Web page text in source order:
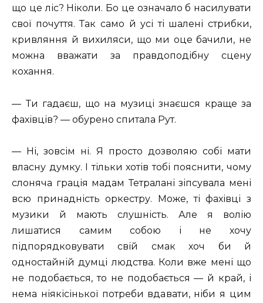
що це ліс? Ніколи. Бо це означало б насилувати
свої почуття. Так само й усі ті шалені стрибки,
кривляння й вихиляси, що ми оце бачили, не
можна вважати за правдоподібну сцену
кохання.
— Ти гадаєш, що на музиці знаєшся краще за
фахівців? — обурено спитала Рут.
— Ні, зовсім ні. Я просто дозволяю собі мати
власну думку. І тільки хотів тобі пояснити, чому
слоняча грація мадам Тетралані зіпсувала мені
всю принадність оркестру. Може, ті фахівці з
музики й мають слушність. Але я волію
лишатися самим собою і не хочу
підпорядковувати свій смак хоч би й
одностайній думці людства. Коли вже мені що
не подобається, то не подобається — й край, і
нема ніякісінької потреби вдавати, ніби я цим